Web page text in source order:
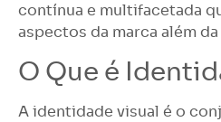
contínua e multifacetada
aspectos da marca além
O Que é
A identidade visual é o